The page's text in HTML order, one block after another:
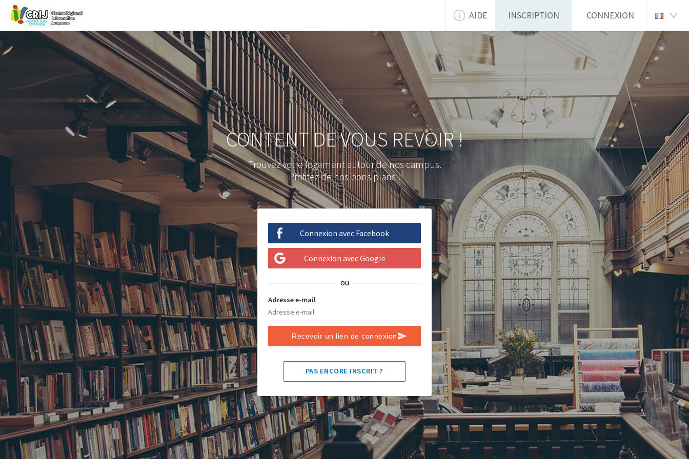
INSCRIPTION CONNEXION
AIDE
CONTENT DE VOUS REVOIR !
Trouvez votre logement autour de nos campus.
Profitez de nos bons plans !
Connexion avec Facebook
Connexion avec Google
ou
Adresse e-mail
Recevoir un lien de connexion
PAS ENCORE INSCRIT ?